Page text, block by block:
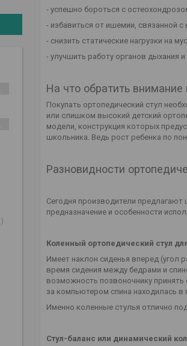
- успешно бороться с
- избавиться от ишемии, связанной
- снизить статические нагрузки на
- улучшить работу органов дыхания
На что обратить
Покупать ортопедический стул
или слишком высокий детский
модели, конструкция которых
школьника. Ведь рост ребенка по
Разновидности
Сегодня производители
предназначение и особенности
Коленный ортопедический стул
Имеет наклон сиденья вперед (угол
время сидения между бедрами и
возможность позвоночнику
за компьютером спина находилась
Именно коленные стулья отлично
Стул-баланс или динамический